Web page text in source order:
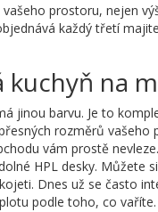
prostoru, nejen
každý třetí
kuchyň na
jinou barvu. Je to
rozměrů
vám prostě
HPL desky. Můžete
Dnes už se často
podle toho, co vaříte.